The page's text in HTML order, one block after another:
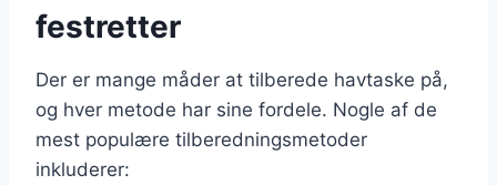
festretter
Der er mange måder at tilberede havtaske på,
og hver metode har sine fordele. Nogle af de
mest populære tilberedningsmetoder
inkluderer: